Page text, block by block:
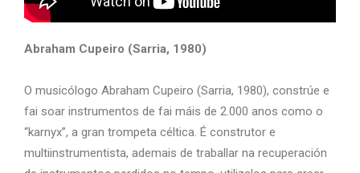
Abraham Cupeiro (Sarria, 1980)
O musicólogo Abraham Cupeiro (Sarria, 1980), constrúe e
fai soar instrumentos de fai máis de 2.000 anos como o
“karnyx”, a gran trompeta céltica. É construtor e
multiinstrumentista, ademais de traballar na recuperación